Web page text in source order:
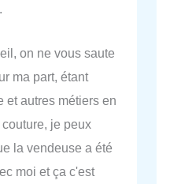
on ne vous saute
ma part, étant
et autres métiers en
je peux
la vendeuse a été
moi et ça c'est